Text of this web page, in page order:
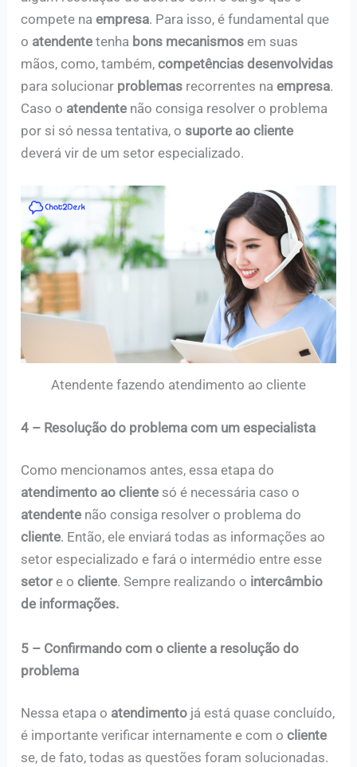
compete naempresa. Para isso, é fundamental que
o atendentetenha bons mecanismos em suas
mãos, como, também,competências desenvolvidas
para solucionar problemas recorrentes naempresa.
Caso o atendente não consiga resolver o problema
por si só nessa tentativa, o suporte ao cliente
deverá vir de um setor especializado.
Atendente fazendo atendimento ao cliente
4 – Resolução do problema com um especialista
Como mencionamos antes, essa etapa do
atendimento ao cliente só é necessária caso o
atendente não consiga resolver o problema do
cliente. Então, ele enviará todas as informações ao
setor especializado e fará o intermédio entre esse
setore ocliente. Sempre realizando o intercâmbio
de informações.
5 – Confirmando com o cliente a resolução do
problema
Nessa etapa o atendimento já está quase concluído,
é importante verificar internamente e com ocliente
se, de fato, todas as questões foram solucionadas.